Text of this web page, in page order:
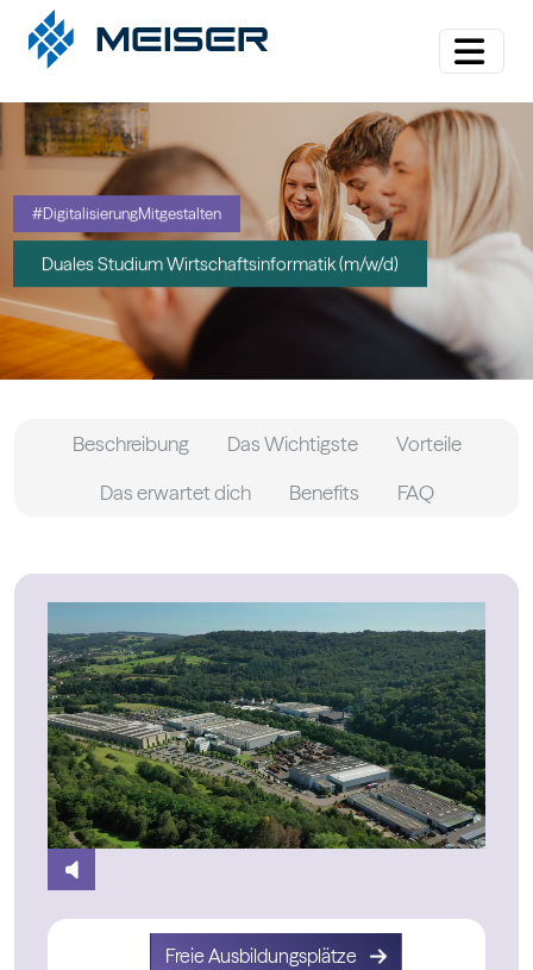
#DigitalisierungMitgestalten
Duales Studium Wirtschaftsinformatik (m/w/d)
Beschreibung Das Wichtigste
Vorteile
Das erwartet dich
Benefits FAQ
Freie Ausbildungsplätze